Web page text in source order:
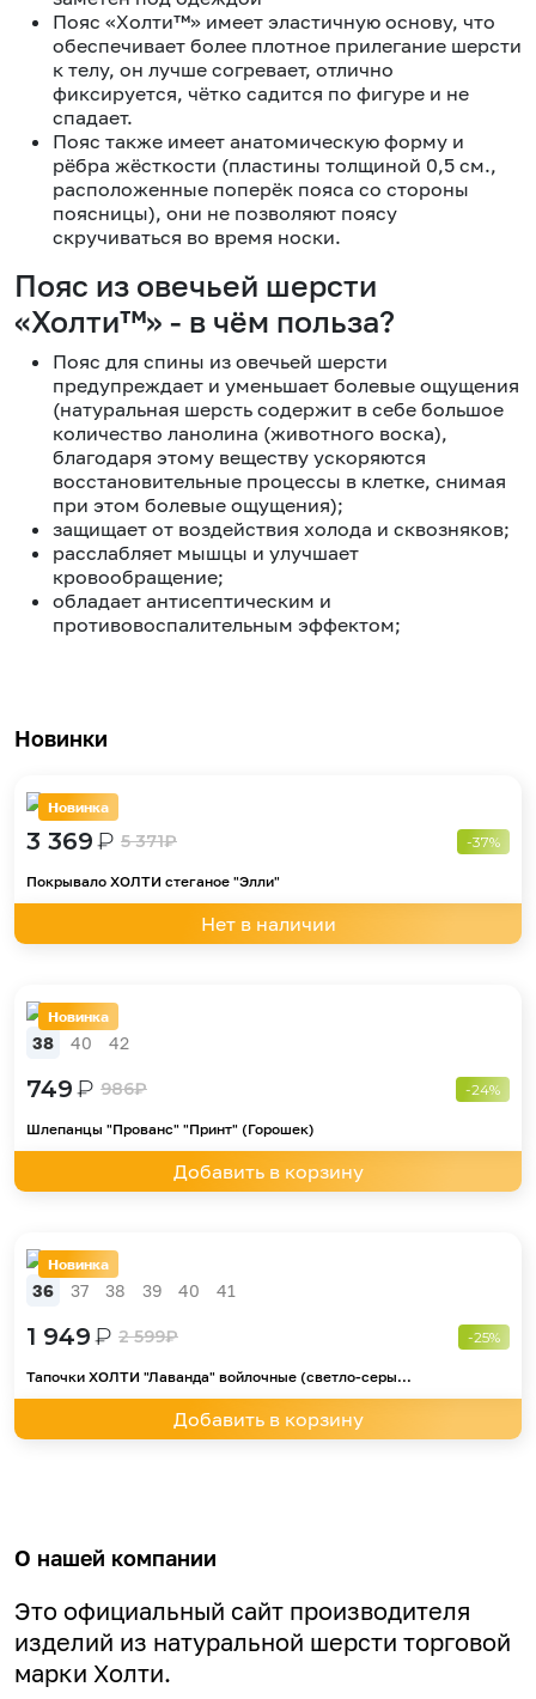
Пояс «Холти™» имеет эластичную основу, что
обеспечивает более плотное прилегание шерсти
к телу, он лучше согревает, отлично
фиксируется, чётко садится по фигуре и не
спадает.
Пояс также имеет анатомическую форму и
рёбра жёсткости (пластины толщиной 0,5 см.,
расположенные поперёк пояса со стороны
поясницы), они не позволяют поясу
скручиваться во время носки.
Пояс из овечьей шерсти
«Холти™» - в чём польза?
Пояс для спины из овечьей шерсти
предупреждает и уменьшает болевые ощущения
(натуральная шерсть содержит в себе большое
количество ланолина (животного воска),
благодаря этому веществу ускоряются
восстановительные процессы в клетке, снимая
при этом болевые ощущения);
защищает от воздействия холода и сквозняков;
расслабляет мышцы и улучшает
кровообращение;
обладает антисептическим и
противовоспалительным эффектом;
Новинки
Новинка
3 369₽ 5 371₽ -37%
Покрывало ХОЛТИ стеганое "Элли"
Нет в наличии
Новинка
38 40 42
749₽ 986₽ -24%
Шлепанцы "Прованс" "Принт" (Горошек)
Добавить в корзину
Новинка
36 37 38 39 40 41
1 949₽ 2 599₽ -25%
Тапочки ХОЛТИ "Лаванда" войлочные (светло-серы...
Добавить в корзину
О нашей компании
Это официальный сайт производителя
изделий из натуральной шерсти торговой
марки Холти.